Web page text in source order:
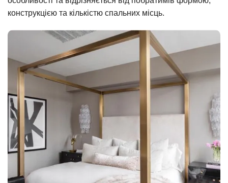
конструкцією та кількістю спальних місць.